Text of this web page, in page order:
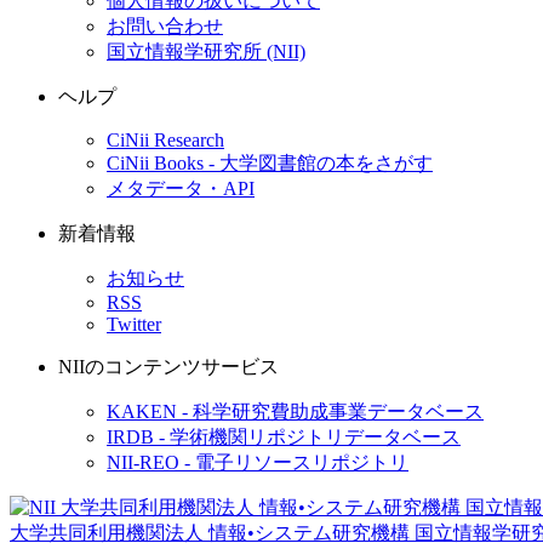
お問い合わせ
国立情報学研究所 (NII)
ヘルプ
CiNii Research
CiNii Books - 大学図書館の本をさがす
メタデータ・API
新着情報
お知らせ
RSS
Twitter
NIIのコンテンツサービス
KAKEN - 科学研究費助成事業データベース
IRDB - 学術機関リポジトリデータベース
NII-REO - 電子リソースリポジトリ
大学共同利用機関法人 情報•システム研究機構 国立情報学研